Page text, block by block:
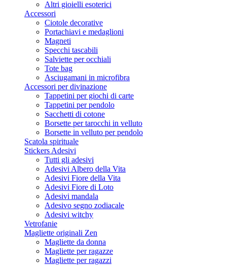
Altri gioielli esoterici
Accessori
Ciotole decorative
Portachiavi e medaglioni
Magneti
Specchi tascabili
Salviette per occhiali
Tote bag
Asciugamani in microfibra
Accessori per divinazione
Tappetini per giochi di carte
Tappetini per pendolo
Sacchetti di cotone
Borsette per tarocchi in velluto
Borsette in velluto per pendolo
Scatola spirituale
Stickers Adesivi
Tutti gli adesivi
Adesivi Albero della Vita
Adesivi Fiore della Vita
Adesivi Fiore di Loto
Adesivi mandala
Adesivo segno zodiacale
Adesivi witchy
Vetrofanie
Magliette originali Zen
Magliette da donna
Magliette per ragazze
Magliette per ragazzi